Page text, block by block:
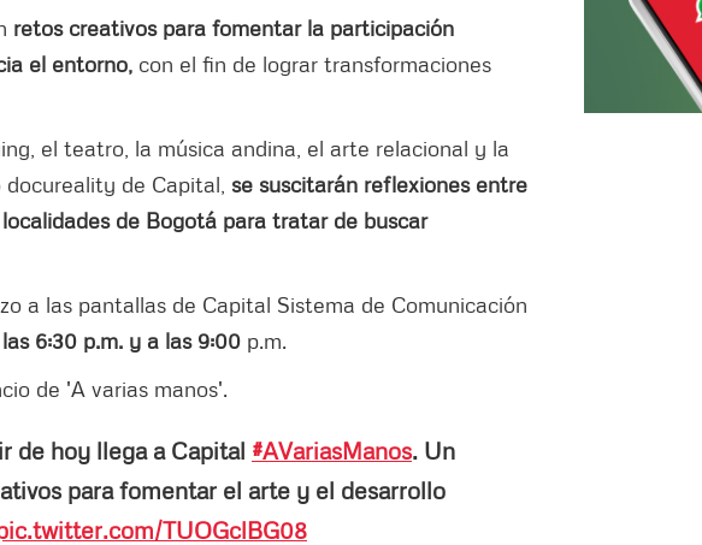
retos creativos para fomentar la participación
el entorno, con el fin de lograr transformaciones
el teatro, la música andina, el arte relacional y la
de Capital, se suscitarán reflexiones entre
de Bogotá para tratar de buscar
a las pantallas de Capital Sistema de Comunicación
6:30 p.m. y a las 9:00 p.m.
de 'A varias manos'.
de hoy llega a Capital #AVariasManos. Un
para fomentar el arte y el desarrollo
TUOGclBG08